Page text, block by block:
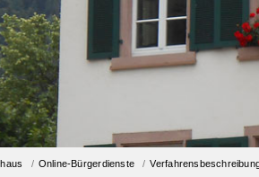
/ Online-Bürgerdienste /